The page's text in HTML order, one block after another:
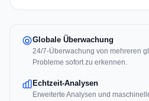
Globale Überwachung
24/7-Überwachung von mehreren
Probleme sofort zu erkennen.
Echtzeit-Analysen
Erweiterte Analysen und